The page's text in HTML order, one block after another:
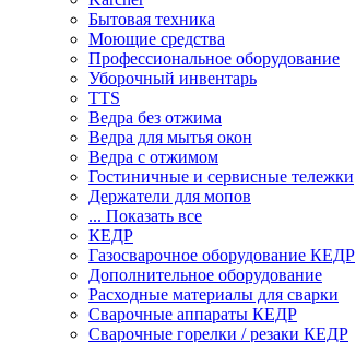
Бытовая техника
Моющие средства
Профессиональное оборудование
Уборочный инвентарь
TTS
Ведра без отжима
Ведра для мытья окон
Ведра с отжимом
Гостиничные и сервисные тележки
Держатели для мопов
... Показать все
КЕДР
Газосварочное оборудование КЕДР
Дополнительное оборудование
Расходные материалы для сварки
Сварочные аппараты КЕДР
Сварочные горелки / резаки КЕДР